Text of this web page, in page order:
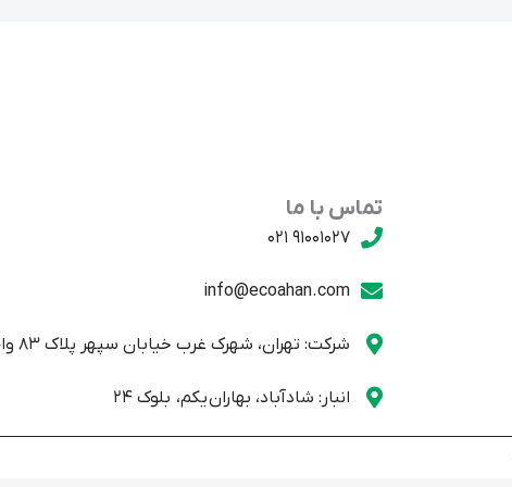
تماس با ما
91001027 021
info@ecoahan.com
شرکت: تهران، شهرک غرب خیابان سپهر پلاک 83 واحد یک
انبار: شادآباد، بهاران یکم، بلوک 24